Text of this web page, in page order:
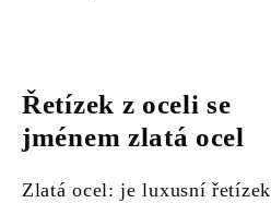
Řetízek z oceli se
jménem zlatá ocel
Zlatá ocel: je luxusní řetízek